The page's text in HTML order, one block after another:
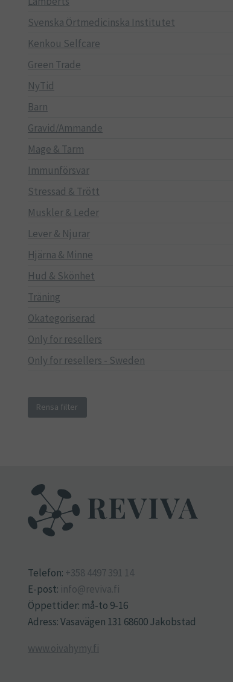
Svenska Örtmedicinska Institutet
Kenkou Selfcare
Green Trade
NyTid
Barn
Gravid/Ammande
Mage & Tarm
Immunförsvar
Stressad & Trött
Muskler & Leder
Lever & Njurar
Hjärna & Minne
Hud & Skönhet
Träning
Okategoriserad
Only for resellers
Only for resellers - Sweden
Rensa filter
Telefon: +358 4497 391 14
E-post: info@reviva.fi
Öppettider: må-to 9-16
Adress: Vasavägen 131 68600 Jakobstad
www.oivahymy.fi